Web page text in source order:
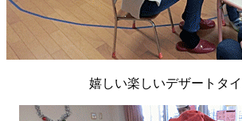
嬉しい楽しいデザートタイ